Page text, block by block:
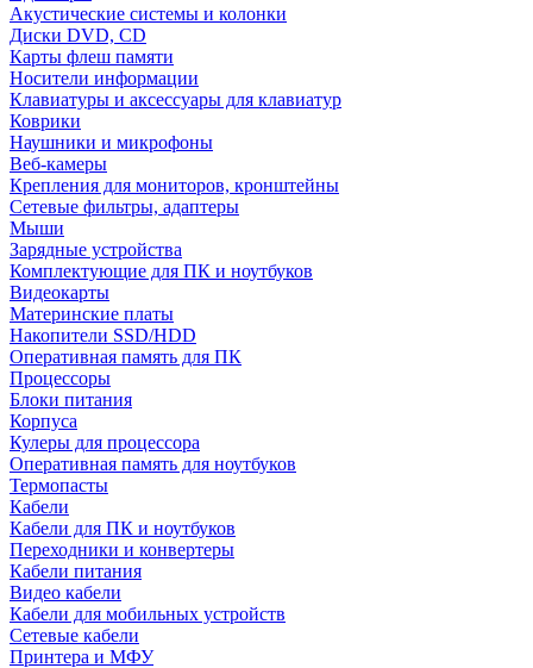
Акустические системы и колонки
Диски DVD, CD
Карты флеш памяти
Носители информации
Клавиатуры и аксессуары для клавиатур
Коврики
Наушники и микрофоны
Веб-камеры
Крепления для мониторов, кронштейны
Сетевые фильтры, адаптеры
Мыши
Зарядные устройства
Комплектующие для ПК и ноутбуков
Видеокарты
Материнские платы
Накопители SSD/HDD
Оперативная память для ПК
Процессоры
Блоки питания
Корпуса
Кулеры для процессора
Оперативная память для ноутбуков
Термопасты
Кабели
Кабели для ПК и ноутбуков
Переходники и конвертеры
Кабели питания
Видео кабели
Кабели для мобильных устройств
Сетевые кабели
Принтера и МФУ